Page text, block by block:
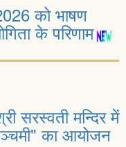
को भाषण
के परिणाम
सरस्वती मन्दिर में
का आयोजन